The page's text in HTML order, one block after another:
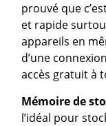
prouvé que
et rapide
appareils en
d’une
accès gratuit à
Mémoire de
l’idéal pour